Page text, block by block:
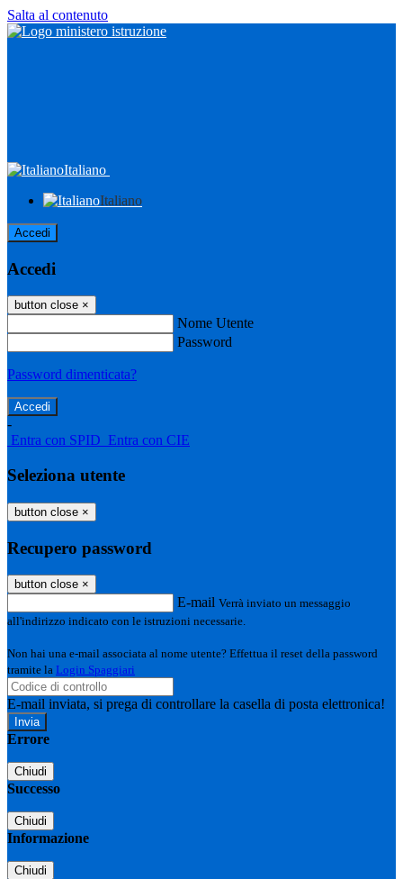
Salta al contenuto
Italiano
Italiano
Accedi
Accedi
button close ×
Nome Utente
Password
Password dimenticata?
-
Entra con SPID Entra con CIE
Seleziona utente
button close ×
Recupero password
button close ×
E-mail Verrà inviato un messaggio
all'indirizzo indicato con le istruzioni necessarie.
Non hai una e-mail associata al nome utente? Effettua il reset della password
tramite la Login Spaggiari
E-mail inviata, si prega di controllare la casella di posta elettronica!
Errore
Chiudi
Successo
Chiudi
Informazione
Chiudi